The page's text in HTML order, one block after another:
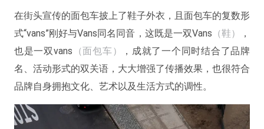
在街头宣传的面包车披上了鞋子外衣，且面包车的复数形
式“vans”刚好与Vans同名同音，这既是一双Vans （鞋）
，
也是一双vans （面包车）
，成就了一个同时结合了品牌
名、活动形式的双关语，大大增强了传播效果，也很符合
品牌自身拥抱文化、艺术以及生活方式的调性。